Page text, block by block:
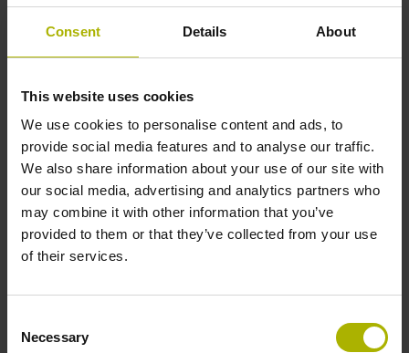
Consent Details About
This website uses cookies
We use cookies to personalise content and ads, to
provide social media features and to analyse our traffic.
We also share information about your use of our site with
our social media, advertising and analytics partners who
may combine it with other information that you’ve
provided to them or that they’ve collected from your use
of their services.
Selection
Necessary
Nieuw bij HEIDENHAIN op SPS: De inductieve
encoder ECI 123 S plusmet ingebouwde
trillingsanalyse
De nieuwe HEIDENHAIN roterende encoder ECI 123
Splus heeft een ingebouwde versnellingssensor en
maakt positiemeting en trillingsanalyses in één
component mogelijk. Deze extra functionaliteit